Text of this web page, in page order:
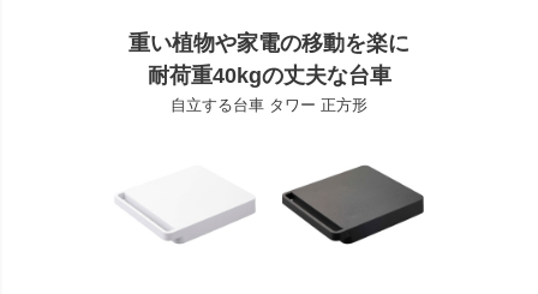
重い植物や家電の移動を楽に
耐荷重40kgの丈夫な台車
自立する台車 タワー 正方形